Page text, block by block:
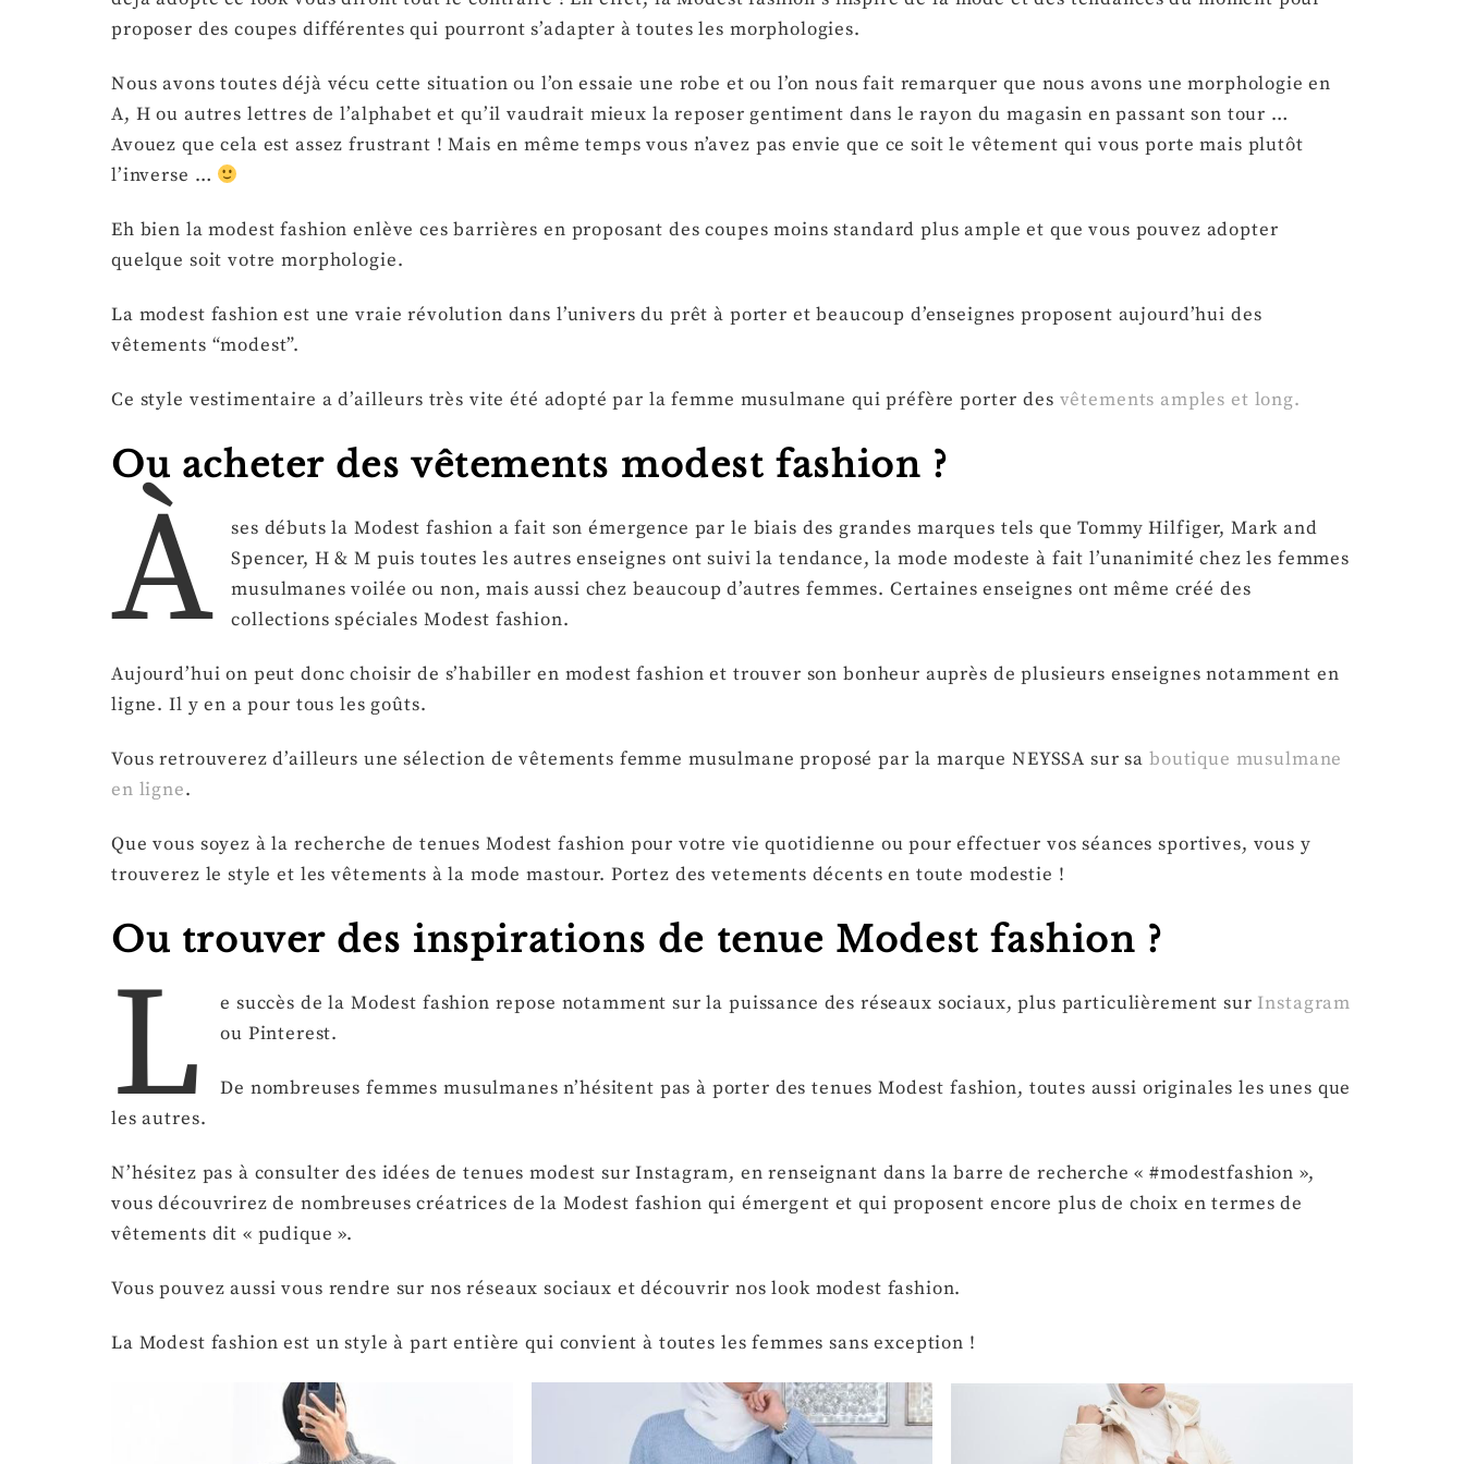
proposer des coupes différentes qui pourront s’adapter à toutes les morphologies.
Nous avons toutes déjà vécu cette situation ou l’on essaie une robe et ou l’on nous fait remarquer que nous avons une morphologie en
A, H ou autres lettres de l’alphabet et qu’il vaudrait mieux la reposer gentiment dans le rayon du magasin en passant son tour …
Avouez que cela est assez frustrant ! Mais en même temps vous n’avez pas envie que ce soit le vêtement qui vous porte mais plutôt
l’inverse …
Eh bien la modest fashion enlève ces barrières en proposant des coupes moins standard plus ample et que vous pouvez adopter
quelque soit votre morphologie.
La modest fashion est une vraie révolution dans l’univers du prêt à porter et beaucoup d’enseignes proposent aujourd’hui des
vêtements “modest”.
Ce style vestimentaire a d’ailleurs très vite été adopté par la femme musulmane qui préfère porter des vêtements amples et long.
Ou acheter des vêtements modest fashion ?
À
ses débuts la Modest fashion a fait son émergence par le biais des grandes marques tels que Tommy Hilfiger, Mark and
Spencer, H & M puis toutes les autres enseignes ont suivi la tendance, la mode modeste à fait l’unanimité chez les femmes
musulmanes voilée ou non, mais aussi chez beaucoup d’autres femmes. Certaines enseignes ont même créé des
collections spéciales Modest fashion.
Aujourd’hui on peut donc choisir de s’habiller en modest fashion et trouver son bonheur auprès de plusieurs enseignes notamment en
ligne. Il y en a pour tous les goûts.
Vous retrouverez d’ailleurs une sélection de vêtements femme musulmane proposé par la marque NEYSSA sur sa boutique musulmane
en ligne.
Que vous soyez à la recherche de tenues Modest fashion pour votre vie quotidienne ou pour effectuer vos séances sportives, vous y
trouverez le style et les vêtements à la mode mastour. Portez des vetements décents en toute modestie !
Ou trouver des inspirations de tenue Modest fashion ?
L e succès de la Modest fashion repose notamment sur la puissance des réseaux sociaux, plus particulièrement sur Instagram
ou Pinterest.
De nombreuses femmes musulmanes n’hésitent pas à porter des tenues Modest fashion, toutes aussi originales les unes que
les autres.
N’hésitez pas à consulter des idées de tenues modest sur Instagram, en renseignant dans la barre de recherche « #modestfashion »,
vous découvrirez de nombreuses créatrices de la Modest fashion qui émergent et qui proposent encore plus de choix en termes de
vêtements dit « pudique ».
Vous pouvez aussi vous rendre sur nos réseaux sociaux et découvrir nos look modest fashion.
La Modest fashion est un style à part entière qui convient à toutes les femmes sans exception !